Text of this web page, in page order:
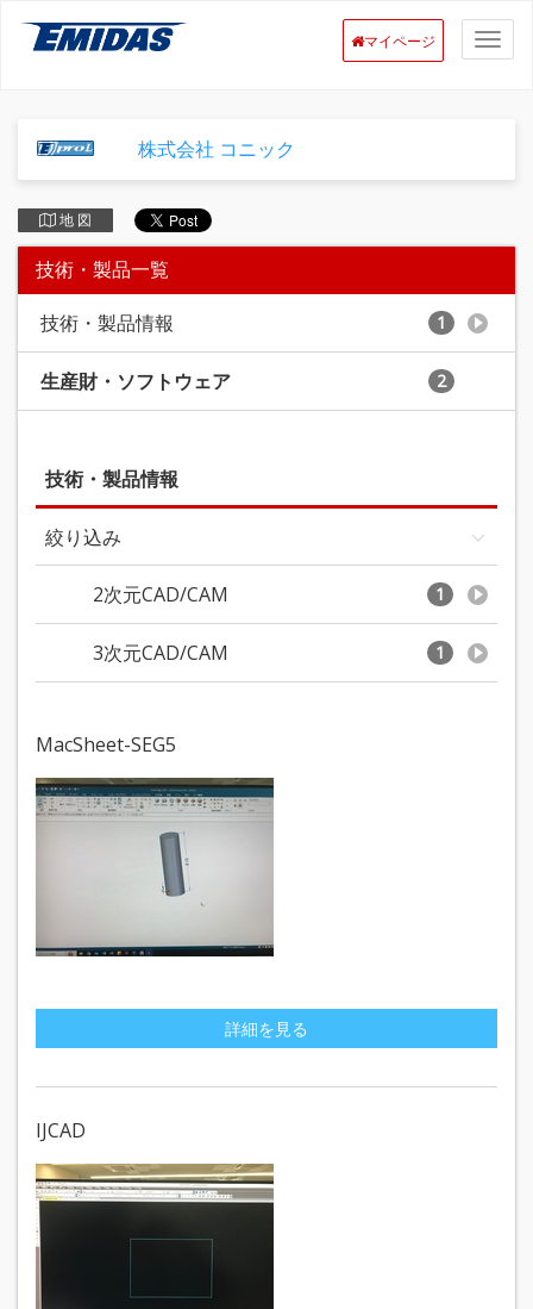
マイページ
株式会社 コニック
地 図
技術・製品一覧
1
技術・製品情報
2
生産財・ソフトウェア
技術・製品情報
絞り込み
1
2次元CAD/CAM
1
3次元CAD/CAM
MacSheet-SEG5
詳細を見る
IJCAD